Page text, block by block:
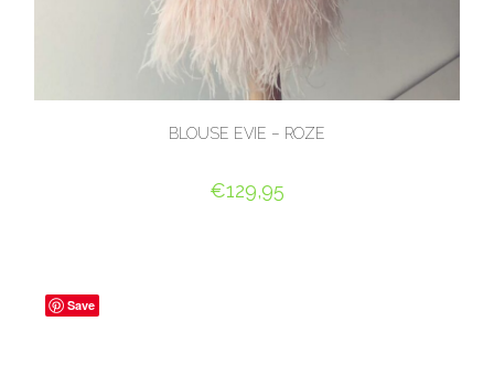
BLOUSE EVIE – ROZE
€129,95
Save